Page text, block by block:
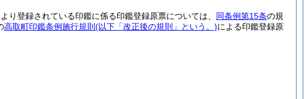
り登録されている印鑑に係る印鑑登録原票については、 同条例第15条の規
高取町印鑑条例施行規則 (以下「改正後の規則」という。)による印鑑登録原